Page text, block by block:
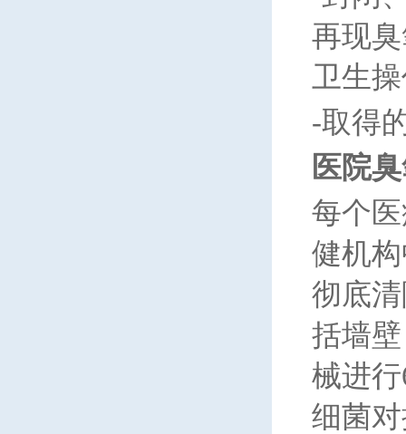
再现
卫生
-取得
医院
每个
健机
彻底
括墙
械进
细菌